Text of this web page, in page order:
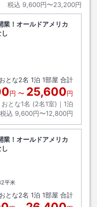
税込 9,600円〜23,200円
業！オールドアメリカ
おとな2名 1泊 1部屋 合計
円 〜 25,600円
おとな1名 (2名1室)｜ 1泊
税込 9,600円〜12,800円
業！オールドアメリカ
平米
おとな2名 1泊 1部屋 合計